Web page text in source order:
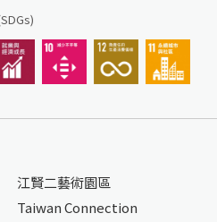
江賢二藝術園區
Taiwan Connection